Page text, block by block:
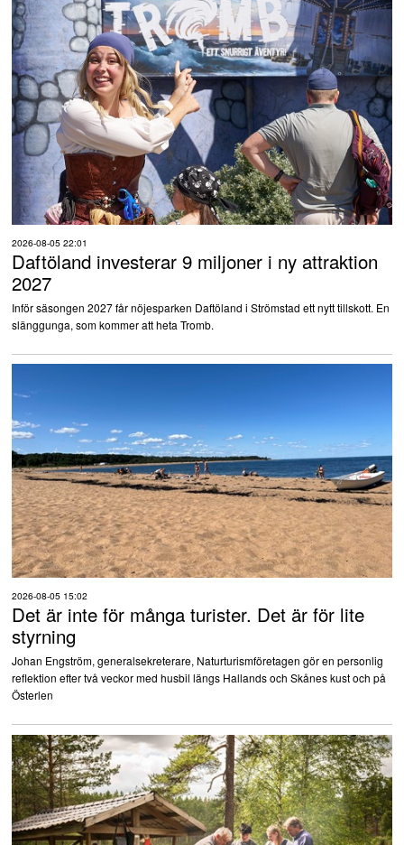
2026-08-05 22:01
Daftöland investerar 9 miljoner i ny attraktion
2027
Inför säsongen 2027 får nöjesparken Daftöland i Strömstad ett nytt tillskott. En
slänggunga, som kommer att heta Tromb.
2026-08-05 15:02
Det är inte för många turister. Det är för lite
styrning
Johan Engström, generalsekreterare, Naturturismföretagen gör en personlig
reflektion efter två veckor med husbil längs Hallands och Skånes kust och på
Österlen